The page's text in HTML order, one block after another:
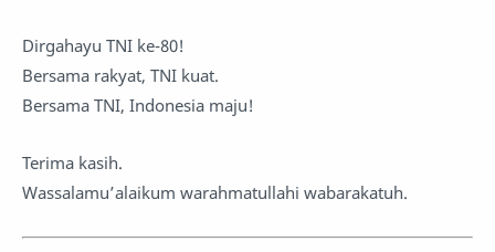
Dirgahayu TNI ke-80!
Bersama rakyat, TNI kuat.
Bersama TNI, Indonesia maju!
Terima kasih.
Wassalamu’alaikum warahmatullahi wabarakatuh.